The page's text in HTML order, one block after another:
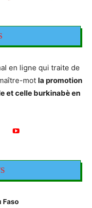
en ligne qui traite de
mot la promotion
et celle burkinabè en
Faso